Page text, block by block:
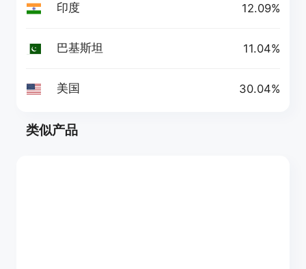
印度 12.09%
巴基斯坦 11.04%
美国 30.04%
类似产品